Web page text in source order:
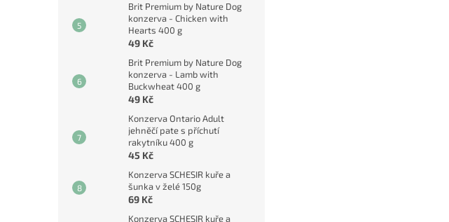
Brit Premium by Nature Dog
konzerva - Chicken with
Hearts 400 g
49 Kč
Brit Premium by Nature Dog
konzerva - Lamb with
Buckwheat 400 g
49 Kč
Konzerva Ontario Adult
jehněčí pate s příchutí
rakytníku 400 g
45 Kč
Konzerva SCHESIR kuře a
šunka v želé 150g
69 Kč
Konzerva SCHESIR kuře a